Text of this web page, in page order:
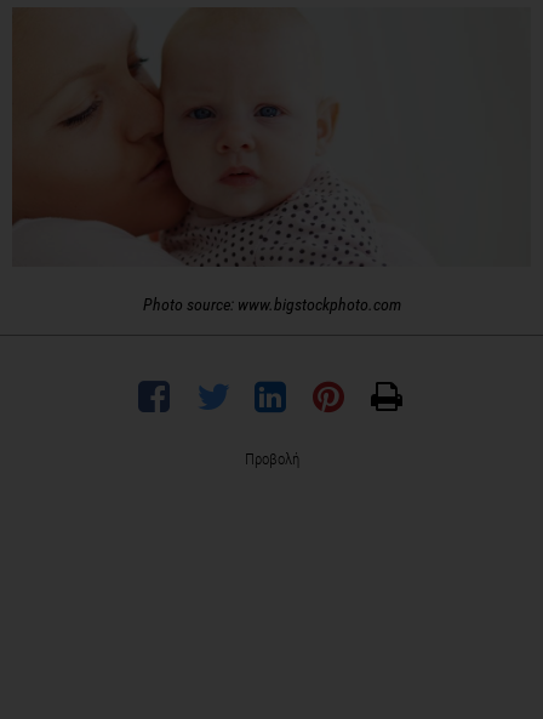
Photo source: www.bigstockphoto.com
Προβολή